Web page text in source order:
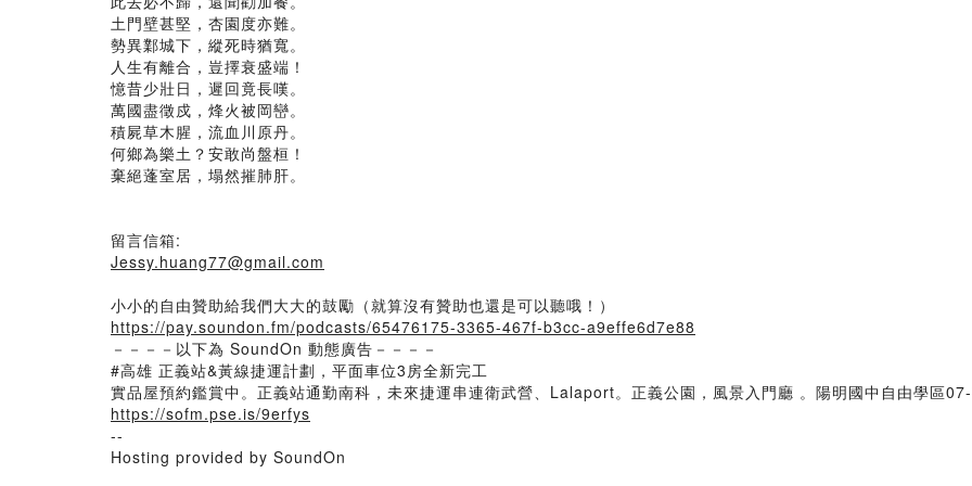
土門壁甚堅，杏園度亦難。
勢異鄴城下，縱死時猶寬。
人生有離合，豈擇衰盛端！
憶昔少壯日，遲回竟長嘆。
萬國盡徵戍，烽火被岡巒。
積屍草木腥，流血川原丹。
何鄉為樂土？安敢尚盤桓！
棄絕蓬室居，塌然摧肺肝。
留言信箱:
Jessy.huang77@gmail.com
小小的自由贊助給我們大大的鼓勵（就算沒有贊助也還是可以聽哦！）
https://pay.soundon.fm/podcasts/65476175-3365-467f-b3cc-a9effe6d7e88
－－－－以下為 SoundOn 動態廣告－－－－
#高雄 正義站&黃線捷運計劃，平面車位3房全新完工
實品屋預約鑑賞中。正義站通勤南科，未來捷運串連衛武營、Lalaport。正義公園，風景入門廳 。陽明國中自由學區
https://sofm.pse.is/9erfys
--
Hosting provided by SoundOn